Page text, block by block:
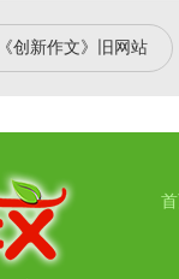
《创新作文》旧网站
首